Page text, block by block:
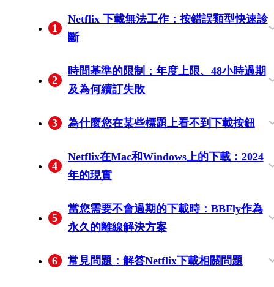
1
Netflix 下載無法工作：按錯誤類型快速診
斷
緩存、重新安裝、存儲）
分圖
/ 10016-22005）及清除方法
計劃上限比較
方案
2
時間基準的限制：年度上限、48小時過期
及為何續訂失敗
的情況下觸及上限
3 為什麼您在某些標題上看不到下載按鈕
權壁壘
每種情況的做法）
4
Netflix在Mac和Windows上的下載：2024
年的現實
能
何幫助中心未提及此事）
載、瀏覽器管理的離線功能及外部工具
5
當您需要不會過期的下載時：BBFly作為
永久的離線解決方案
6 常見問題：解答Netflix下載相關問題